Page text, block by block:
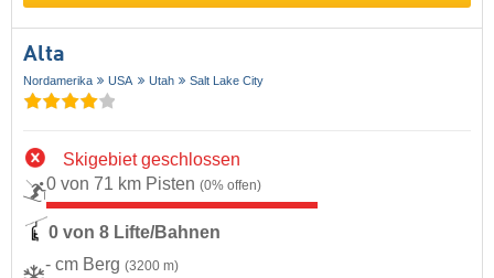
Alta
Nordamerika USA Utah Salt Lake City
Skigebiet geschlossen
0 von 71 km Pisten (0% offen)
0 von 8 Lifte/Bahnen
- cm Berg (3200 m)